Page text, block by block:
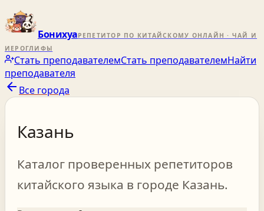
БонихуаРЕПЕТИТОР ПО КИТАЙСКОМУ ОНЛАЙН · ЧАЙ И
ИЕРОГЛИФЫ
Стать преподавателемСтать преподавателемНайти
преподавателя
arrow_back Все города
Казань
Каталог проверенных репетиторов
китайского языка в городе Казань.